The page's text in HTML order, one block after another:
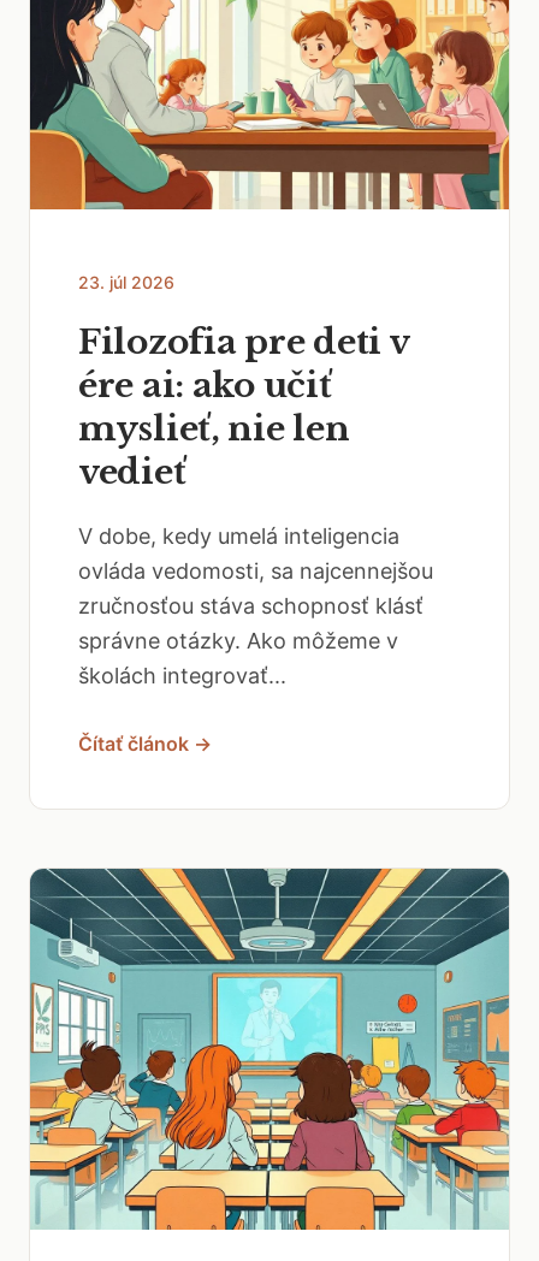
23. júl 2026
Filozofia pre deti v
ére ai: ako učiť
myslieť, nie len
vedieť
V dobe, kedy umelá inteligencia
ovláda vedomosti, sa najcennejšou
zručnosťou stáva schopnosť klásť
správne otázky. Ako môžeme v
školách integrovať...
Čítať článok →